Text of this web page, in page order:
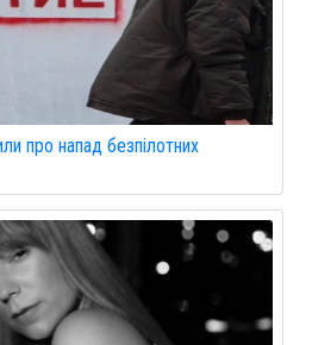
про напад безпілотних